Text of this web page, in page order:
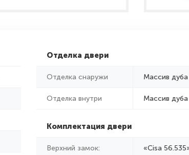
Отделка двери
Отделка снаружи Массив дуба
Отделка внутри Массив дуба
Комплектация двери
Верхний замок: «Cisa